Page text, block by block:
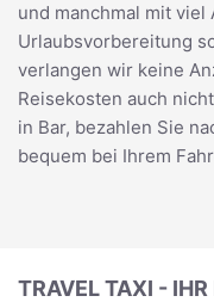
und manchmal mit viel
Urlaubsvorbereitung
verlangen wir keine
Reisekosten auch
in Bar, bezahlen Sie
bequem bei Ihrem
TRAVEL TAXI -